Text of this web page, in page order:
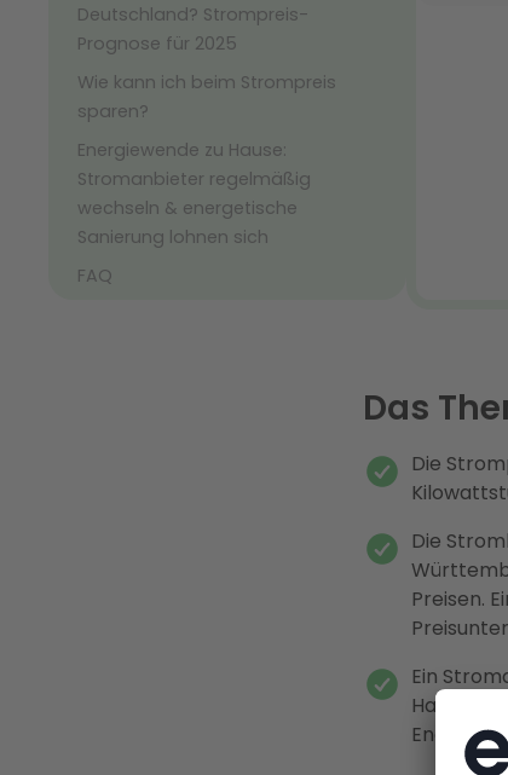
Deutschland? Strompreis-
Prognose für 2025
Wie kann ich beim Strompreis
sparen?
Energiewende zu Hause:
Stromanbieter regelmäßig
wechseln & energetische
Sanierung lohnen sich
FAQ
Das
Die
Die
Preisen.
Ein